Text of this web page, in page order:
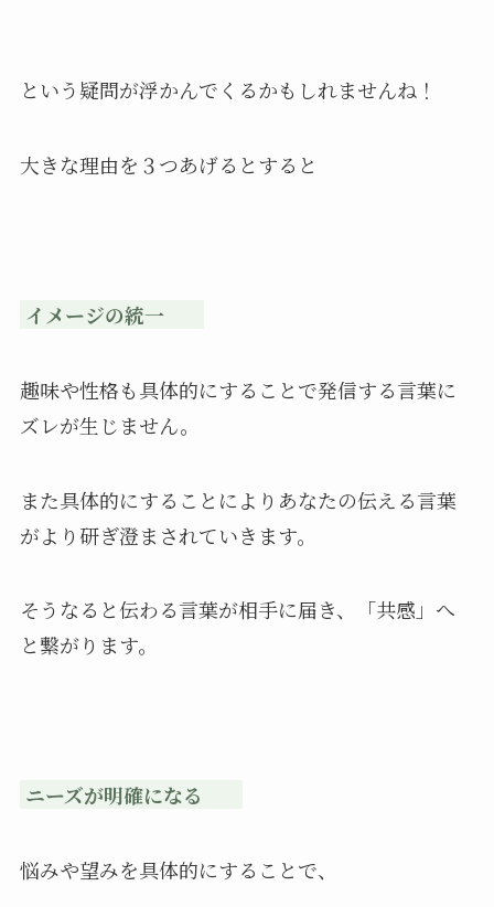
という疑問が浮かんでくるかもしれませんね！
大きな理由を３つあげるとすると
イメージの統一
趣味や性格も具体的にすることで発信する言葉に
ズレが生じません。
また具体的にすることによりあなたの伝える言葉
がより研ぎ澄まされていきます。
そうなると伝わる言葉が相手に届き、「共感」へ
と繋がります。
ニーズが明確になる
悩みや望みを具体的にすることで、